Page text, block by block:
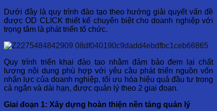
Dưới đây là quy trình đào tạo theo hướng giải quyết vấn đề
được OD CLICK thiết kế chuyên biệt cho doanh nghiệp với
trọng tâm là phát triển tổ chức.
Quy trình triển khai đào tạo nhằm đảm bảo đem lại chất
lượng nội dung phù hợp với yêu cầu phát triển nguồn vốn
nhân lực của doanh nghiệp, tối ưu hóa hiệu quả đầu tư trong
cả ngắn và dài hạn, được quản lý theo 2 giai đoạn.
Giai đoạn 1: Xây dựng hoàn thiện nền tảng quản lý